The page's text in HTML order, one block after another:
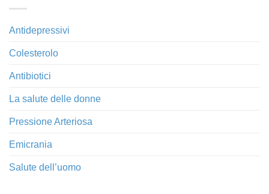
Antidepressivi
Colesterolo
Antibiotici
La salute delle donne
Pressione Arteriosa
Emicrania
Salute dell’uomo